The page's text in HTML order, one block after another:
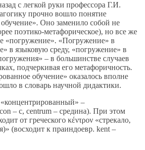
с легкой руки профессора Г.И.
прочно вошло понятие
Оно заменило собой не
поэтико-метафорическое), но все же
«погружение». «Погружение» в
в языковую среду, «погружение» в
– в большинстве случаев
подчеркивая его метафоричность.
обучение» оказалось вполне
в словарь научной дидактики.
«концентрированный» –
– с, centrum – средина). При этом
от греческого κέντρον «стрекало,
(восходит к праиндоевр. kent –